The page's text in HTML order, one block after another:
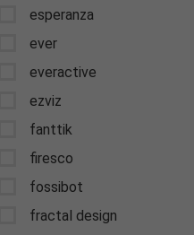
esperanza
ever
everactive
ezviz
fanttik
firesco
fossibot
fractal design